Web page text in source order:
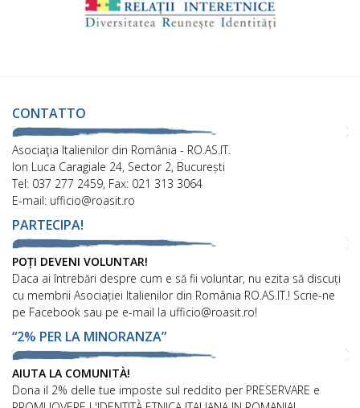
CONTATTO
Asociaţia Italienilor din România - RO.AS.IT.
Ion Luca Caragiale 24, Sector 2, București
Tel: 037 277 2459, Fax: 021 313 3064
E-mail: ufficio@roasit.ro
PARTECIPA!
POȚI DEVENI VOLUNTAR!
Daca ai întrebări despre cum e să fii voluntar, nu ezita să discuți
cu membrii Asociației Italienilor din România RO.AS.IT.! Scrie-ne
pe Facebook sau pe e-mail la ufficio@roasit.ro!
“2% PER LA MINORANZA”
AIUTA LA COMUNITÀ!
Dona il 2% delle tue imposte sul reddito per PRESERVARE e